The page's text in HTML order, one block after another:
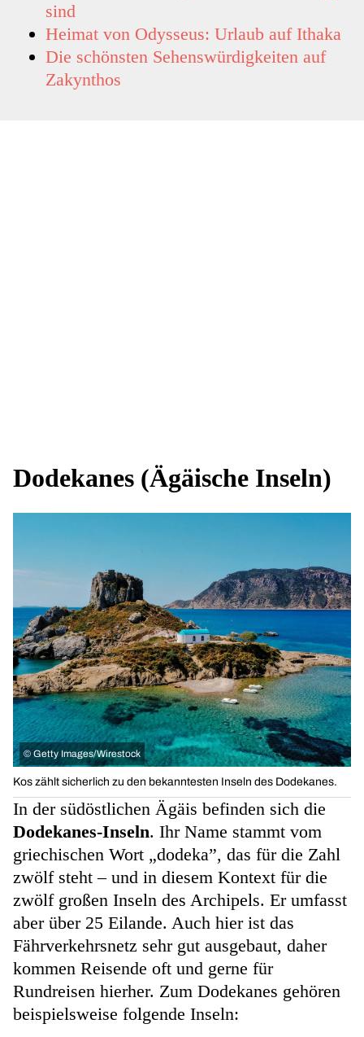
sind
Heimat von Odysseus: Urlaub auf Ithaka
Die schönsten Sehenswürdigkeiten auf
Zakynthos
Dodekanes (Ägäische Inseln)
© Getty Images/Wirestock
Kos zählt sicherlich zu den bekanntesten Inseln des Dodekanes.
In der südöstlichen Ägäis befinden sich die
Dodekanes-Inseln. Ihr Name stammt vom
griechischen Wort „dodeka”, das für die Zahl
zwölf steht – und in diesem Kontext für die
zwölf großen Inseln des Archipels. Er umfasst
aber über 25 Eilande. Auch hier ist das
Fährverkehrsnetz sehr gut ausgebaut, daher
kommen Reisende oft und gerne für
Rundreisen hierher. Zum Dodekanes gehören
beispielsweise folgende Inseln: